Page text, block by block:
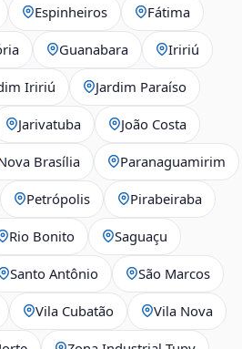
Espinheiros Fátima
Guanabara Iririú
Iririú Jardim Paraíso
Jarivatuba João Costa
Brasília Paranaguamirim
Petrópolis Pirabeiraba
Rio Bonito Saguaçu
Santo Antônio São Marcos
Vila Cubatão Vila Nova